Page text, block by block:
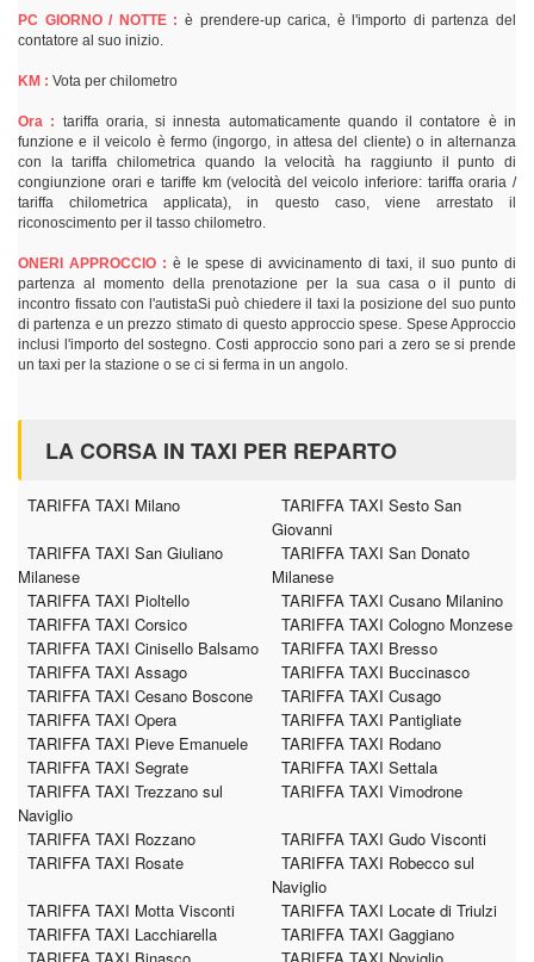
PC GIORNO / NOTTE : è prendere-up carica, è l'importo di partenza del
contatore al suo inizio.
KM : Vota per chilometro
Ora : tariffa oraria, si innesta automaticamente quando il contatore è in
funzione e il veicolo è fermo (ingorgo, in attesa del cliente) o in alternanza
con la tariffa chilometrica quando la velocità ha raggiunto il punto di
congiunzione orari e tariffe km (velocità del veicolo inferiore: tariffa oraria /
tariffa chilometrica applicata), in questo caso, viene arrestato il
riconoscimento per il tasso chilometro.
ONERI APPROCCIO : è le spese di avvicinamento di taxi, il suo punto di
partenza al momento della prenotazione per la sua casa o il punto di
incontro fissato con l'autistaSi può chiedere il taxi la posizione del suo punto
di partenza e un prezzo stimato di questo approccio spese. Spese Approccio
inclusi l'importo del sostegno. Costi approccio sono pari a zero se si prende
un taxi per la stazione o se ci si ferma in un angolo.
LA CORSA IN TAXI PER REPARTO
TARIFFA TAXI Milano
TARIFFA TAXI Sesto San
Giovanni
TARIFFA TAXI San Giuliano
Milanese
TARIFFA TAXI San Donato
Milanese
TARIFFA TAXI Pioltello
TARIFFA TAXI Cusano Milanino
TARIFFA TAXI Corsico
TARIFFA TAXI Cologno Monzese
TARIFFA TAXI Cinisello Balsamo
TARIFFA TAXI Bresso
TARIFFA TAXI Assago
TARIFFA TAXI Buccinasco
TARIFFA TAXI Cesano Boscone
TARIFFA TAXI Cusago
TARIFFA TAXI Opera
TARIFFA TAXI Pantigliate
TARIFFA TAXI Pieve Emanuele
TARIFFA TAXI Rodano
TARIFFA TAXI Segrate
TARIFFA TAXI Settala
TARIFFA TAXI Trezzano sul
Naviglio
TARIFFA TAXI Vimodrone
TARIFFA TAXI Rozzano
TARIFFA TAXI Gudo Visconti
TARIFFA TAXI Rosate
TARIFFA TAXI Robecco sul
Naviglio
TARIFFA TAXI Motta Visconti
TARIFFA TAXI Locate di Triulzi
TARIFFA TAXI Lacchiarella
TARIFFA TAXI Gaggiano